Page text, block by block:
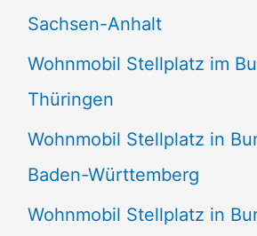
Sachsen-Anhalt
Wohnmobil Stellplatz im
Thüringen
Wohnmobil Stellplatz in
Baden-Württemberg
Wohnmobil Stellplatz in